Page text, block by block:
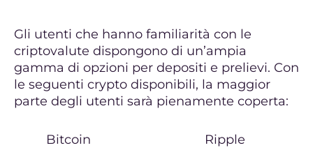
Gli utenti che hanno familiarità con le
criptovalute dispongono di un’ampia
gamma di opzioni per depositi e prelievi. Con
le seguenti crypto disponibili, la maggior
parte degli utenti sarà pienamente coperta:
Bitcoin Ripple